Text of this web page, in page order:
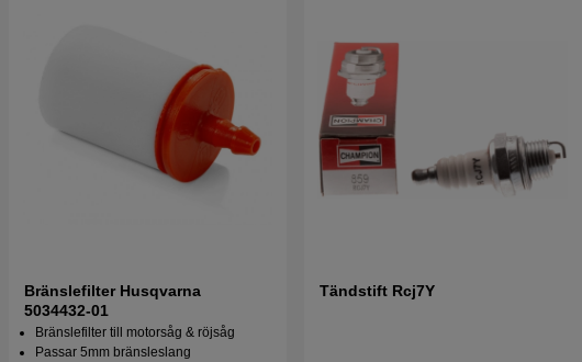
Bränslefilter Husqvarna
5034432-01
Bränslefilter till motorsåg & röjsåg
Passar 5mm bränsleslang
Tändstift Rcj7Y